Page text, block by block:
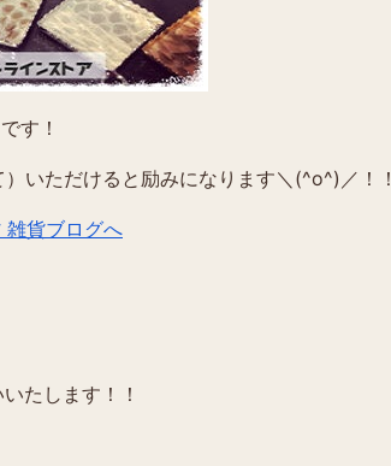
す！
いただけると励みになります＼(^o^)／！！
たします！！